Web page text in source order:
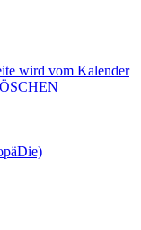
wird vom Kalender